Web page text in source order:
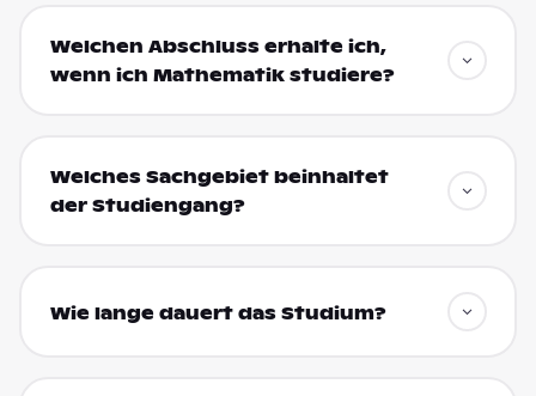
Welchen Abschluss erhalte ich,
wenn ich Mathematik studiere?
Welches Sachgebiet beinhaltet
der Studiengang?
Wie lange dauert das Studium?